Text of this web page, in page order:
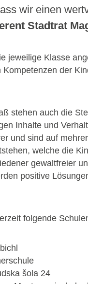
wir einen
Stadtrat
jeweilige Klasse
der
stehen auch die
Inhalte und
und sind auf
welche die
gewaltfreier
positive
folgende
šola 24